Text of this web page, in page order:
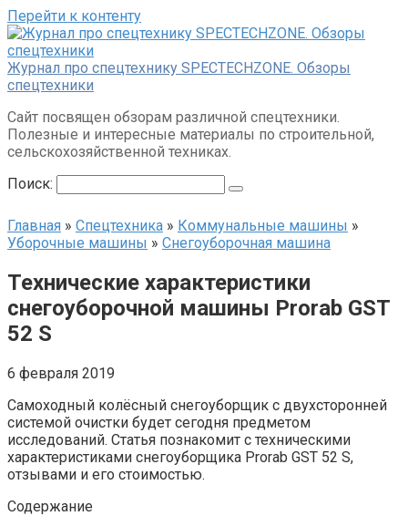
Перейти к контенту
Журнал про спецтехнику SPECTECHZONE. Обзоры
спецтехники
Сайт посвящен обзорам различной спецтехники.
Полезные и интересные материалы по строительной,
сельскохозяйственной техниках.
Поиск:
Главная » Спецтехника » Коммунальные машины »
Уборочные машины » Снегоуборочная машина
Технические характеристики
снегоуборочной машины Prorab GST
52 S
6 февраля 2019
Самоходный колёсный снегоуборщик с двухсторонней
системой очистки будет сегодня предметом
исследований. Статья познакомит с техническими
характеристиками снегоуборщика Prorab GST 52 S,
отзывами и его стоимостью.
Содержание